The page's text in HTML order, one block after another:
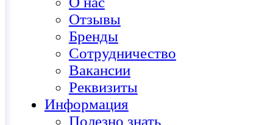
Отзывы
Бренды
Сотрудничество
Вакансии
Реквизиты
Информация
Полезно знать